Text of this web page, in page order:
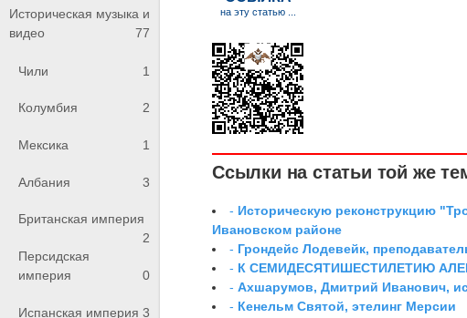
Историческая музыка и
видео
77
Чили 1
Колумбия 2
Мексика 1
Албания 3
Британская империя
2
Персидская
империя
0
Испанская империя 3
Ссылки на статьи той же
- Историческую реконструкцию
Ивановском районе
- Грондейс Лодевейк,
- К СЕМИДЕСЯТИШЕСТИЛЕТИЮ
-Ахшарумов, Дмитрий Иванович,
- Кенельм Святой, этелинг Мерсии